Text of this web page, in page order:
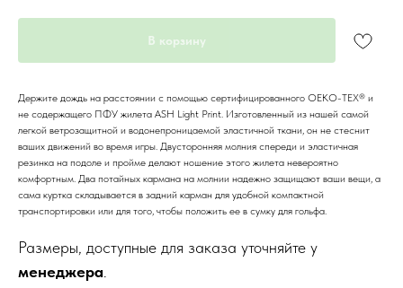
В корзину
Держите дождь на расстоянии с помощью сертифицированного OEKO-TEX® и
не содержащего ПФУ жилета ASH Light Print. Изготовленный из нашей самой
легкой ветрозащитной и водонепроницаемой эластичной ткани, он не стеснит
ваших движений во время игры. Двусторонняя молния спереди и эластичная
резинка на подоле и пройме делают ношение этого жилета невероятно
комфортным. Два потайных кармана на молнии надежно защищают ваши вещи, а
сама куртка складывается в задний карман для удобной компактной
транспортировки или для того, чтобы положить ее в сумку для гольфа.
Размеры, доступные для заказа уточняйте у
менеджера